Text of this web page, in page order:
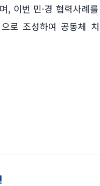
, 이번 민·경 협력사례
로 조성하여 공동체